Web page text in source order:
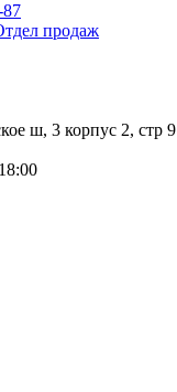
87
продаж
ш, 3 корпус 2, стр 9